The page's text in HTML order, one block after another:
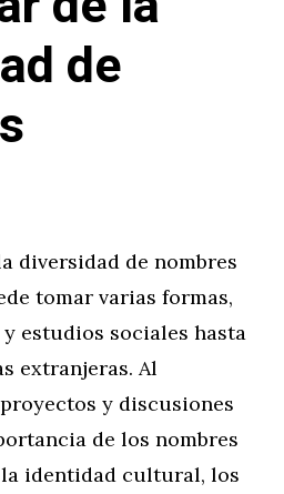
de
diversidad de nombres
tomar varias formas,
estudios sociales hasta
extranjeras. Al
y discusiones
de los nombres
identidad cultural, los